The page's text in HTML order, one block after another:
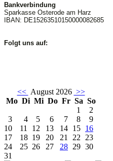
Bankverbindung
Sparkasse Osterode am Harz
IBAN: DE15263510150000082685
Folgt uns auf:
<< August 2026 >>
Mo Di Mi Do Fr Sa So
1
2
3
4 5 6 7 8
9
10
11 12 13 14 15 16
17
18 19 20 21 22 23
24
25 26 27 28 29 30
31